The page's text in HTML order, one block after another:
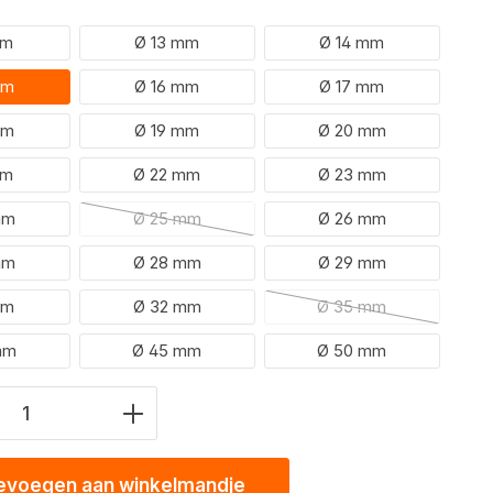
Ø 13 mm Ø 14 mm
Ø 16 mm Ø 17 mm
Ø 19 mm Ø 20 mm
Ø 22 mm Ø 23 mm
Ø 25 mm
(Deze optie is momenteel niet beschikbaar.)
Ø 26 mm
Ø 28 mm Ø 29 mm
Ø 32 mm Ø 35 mm
(Deze optie is
Ø 45 mm Ø 50 mm
product: Voer de gewenste
aan winkelmandje